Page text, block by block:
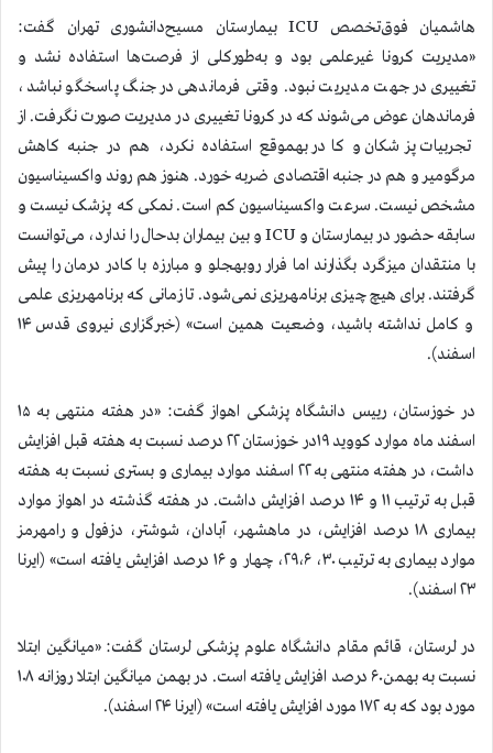
هاشمیان فوق‌تخصص ICU بیمارستان مسیح‌دانشوری تهران گفت:
«مدیریت کرونا غیرعلمی بود و به‌طورکلی از فرصت‌ها استفاده نشد و
تغییری در جهت مدیریت نبود. وقتی فرماندهی در جنگ پاسخگو نباشد،
فرماندهان عوض می‌شوند که در کرونا تغییری در مدیریت صورت نگرفت. از
تجربیات پزشکان و کادر به‎موقع استفاده نکرد، هم در جنبه کاهش
مرگ‎ومیر و هم در جنبه اقتصادی ضربه خورد. هنوز هم روند واکسیناسیون
مشخص نیست. سرعت واکسیناسیون کم است. نمکی که پزشک نیست و
سابقه حضور در بیمارستان و ICU و بین بیماران بدحال را ندارد، می‌توانست
با منتقدان میزگرد بگذارند اما فرار روبه‎جلو و مبارزه با کادر درمان را پیش
گرفتند. برای هیچ چیزی برنامه‎ریزی نمی‌شود. تا زمانی که برنامه‎ریزی علمی
و کامل نداشته باشید، وضعیت همین است» (خبرگزاری نیروی قدس ۱۴
اسفند).
در خوزستان، رییس دانشگاه پزشکی اهواز گفت: «در هفته منتهی به ۱۵
اسفند ماه موارد کووید ۱۹در خوزستان ۲۲ درصد نسبت به هفته قبل افزایش
داشت، در هفته منتهی به ۲۲ اسفند موارد بیماری و بستری نسبت به هفته
قبل به ترتیب ۱۱ و ۱۴ درصد افزایش داشت. در هفته گذشته در اهواز موارد
بیماری ۱۸ درصد افزایش، در ماهشهر، آبادان، شوشتر، دزفول و رامهرمز
موارد بیماری به ترتیب ۳۰، ۲۹،۶، چهار و ۱۶ درصد افزایش یافته است» (ایرنا
۲۳ اسفند).
در لرستان، قائم مقام دانشگاه علوم پزشکی لرستان گفت: «میانگین ابتلا
نسبت به بهمن۶۰ درصد افزایش یافته است. در بهمن میانگین ابتلا روزانه ۱۰۸
مورد بود كه به ۱۷۲ مورد افزایش یافته است» (ایرنا ۲۴ اسفند).